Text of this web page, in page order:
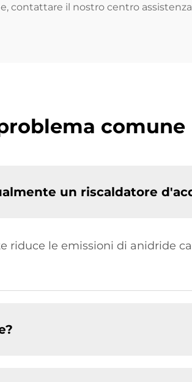
contattare il nostro centro
comune
un riscaldatore
riduce le emissioni di anidride